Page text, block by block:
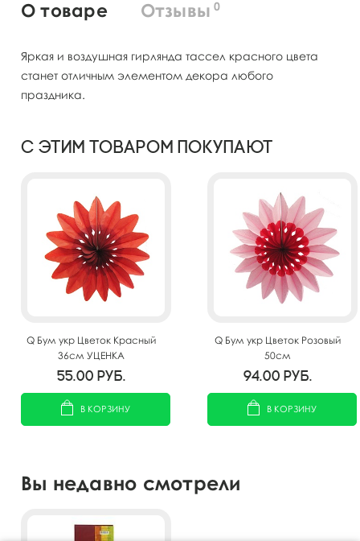
О товаре Отзывы 0
Яркая и воздушная гирлянда тассел красного цвета
станет отличным элементом декора любого
праздника.
С этим товаром покупают
Q Бум укр Цветок Красный
36см УЦЕНКА
55.00 руб.
В КОРЗИНУ
Q Бум укр Цветок Розовый
50см
94.00 руб.
В КОРЗИНУ
Вы недавно смотрели